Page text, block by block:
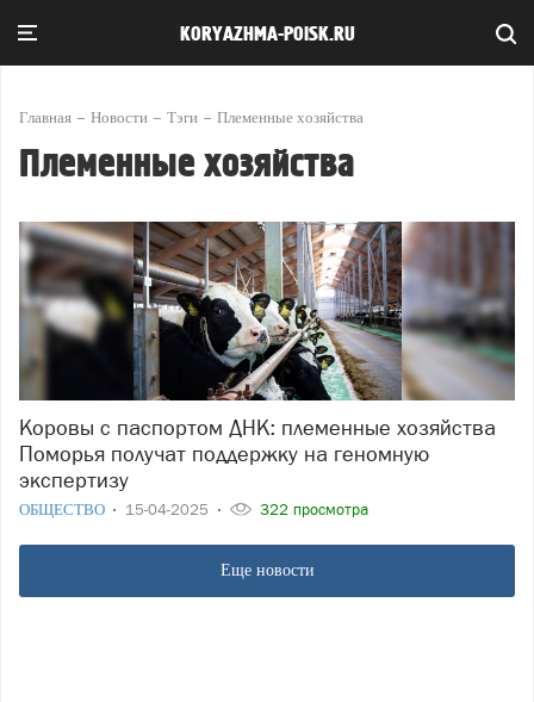
KORYAZHMA-POISK.RU
Главная Новости Тэги Племенные хозяйства
Племенные хозяйства
Коровы с паспортом ДНК: племенные хозяйства
Поморья получат поддержку на геномную
экспертизу
ОБЩЕСТВО 15-04-2025 322 просмотра
Еще новости